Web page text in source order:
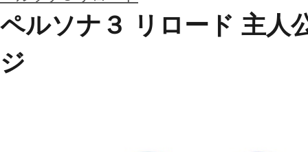
ペルソナ３ リロード 主人
ジ